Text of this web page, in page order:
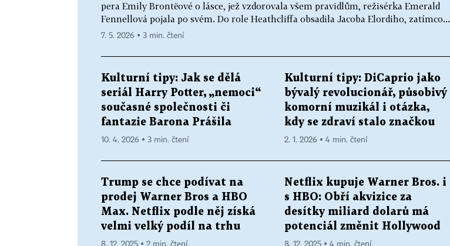
pera Emily Brontëové o lásce, jež vzdorovala všem pravidlům, režisérka Emerald
Fennellová pojala po svém. Do role Heathcliffa obsadila Jacoba Elordiho, zatímco...
7. 5. 2026 ▪ 3 min. čtení
Kulturní tipy: Jak se dělá
seriál Harry Potter, „nemoci“
současné společnosti či
fantazie Barona Prášila
10. 4. 2026 ▪ 3 min. čtení
Kulturní tipy: DiCaprio jako
bývalý revolucionář, působivý
komorní muzikál i otázka,
kdy se zdraví stalo značkou
2. 1. 2026 ▪ 4 min. čtení
Trump se chce podívat na
prodej Warner Bros a HBO
Max. Netflix podle něj získá
velmi velký podíl na trhu
8. 12. 2025 ▪ 2 min. čtení
Netflix kupuje Warner Bros. i
s HBO: Obří akvizice za
desítky miliard dolarů má
potenciál změnit Hollywood
8. 12. 2025 ▪ 4 min. čtení